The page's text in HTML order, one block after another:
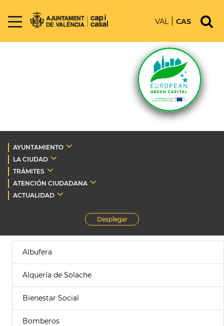
VAL CAS
AYUNTAMIENTO
LA CIUDAD
TRÁMITES
ATENCIÓN CIUDADANA
ACTUALIDAD
Desplegar
Albufera
Alquería de Solache
Bienestar Social
Bomberos